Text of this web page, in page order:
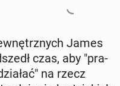
James
czas, aby "pra­
na rzecz